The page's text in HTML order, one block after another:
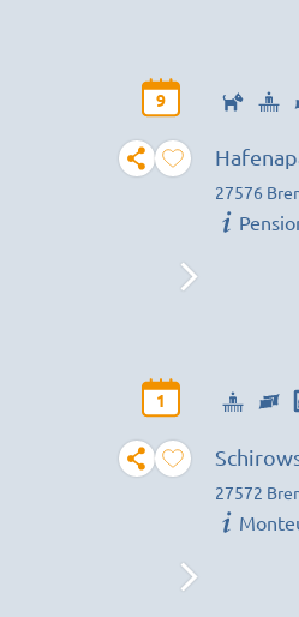
9
1
27576
27572